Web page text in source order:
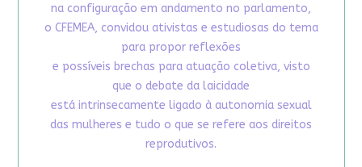
na configuração em andamento no parlamento,
o CFEMEA, convidou ativistas e estudiosas do tema
para propor reflexões
e possíveis brechas para atuação coletiva, visto
que o debate da laicidade
está intrinsecamente ligado à autonomia sexual
das mulheres e tudo o que se refere aos direitos
reprodutivos.